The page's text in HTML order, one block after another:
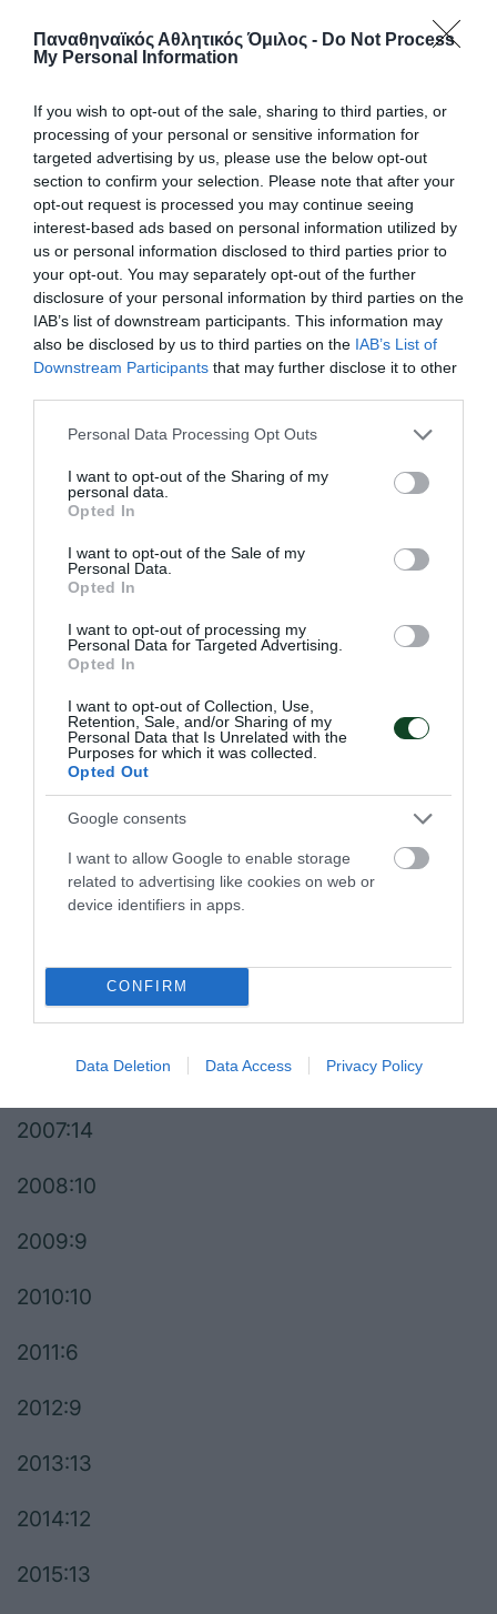
Παναθηναϊκός Αθλητικός Όμιλος - Do Not Process
My Personal Information
If you wish to opt-out of the sale, sharing to third parties, or
processing of your personal or sensitive information for
targeted advertising by us, please use the below opt-out
section to confirm your selection. Please note that after your
opt-out request is processed you may continue seeing
interest-based ads based on personal information utilized by
us or personal information disclosed to third parties prior to
your opt-out. You may separately opt-out of the further
disclosure of your personal information by third parties on the
IAB’s list of downstream participants. This information may
also be disclosed by us to third parties on the IAB’s List of
Downstream Participants that may further disclose it to other
Please note that this website/app uses one or more Google
not limited to your visit or usage behaviour. You may click to
grant or deny consent to Google and its third-party tags to
use your data for below specified purposes in below Google
consent section.
Personal Data Processing Opt Outs
I want to opt-out of the Sharing of my
personal data.
Opted In
I want to opt-out of the Sale of my
Personal Data.
Opted In
I want to opt-out of processing my
Personal Data for Targeted Advertising.
Opted In
I want to opt-out of Collection, Use,
Retention, Sale, and/or Sharing of my
Personal Data that Is Unrelated with the
Purposes for which it was collected.
Opted Out
Google consents
I want to allow Google to enable storage
related to advertising like cookies on web or
device identifiers in apps.
CONFIRM
Data Deletion Data Access Privacy Policy
1989:28
1990:33
1991:28
1992:18
1993:16
1994:16
1995:10
1996:15
1997:10
1998:15
2000:9
2001:3
2002:1
2003:2
2004:5
2005:12
2006:9
2007:14
2008:10
2009:9
2010:10
2011:6
2012:9
2013:13
2014:12
2015:13